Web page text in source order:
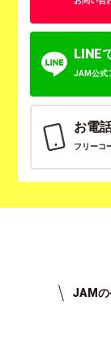
LINE
JAM公式
お電
フリーコ
JAMの